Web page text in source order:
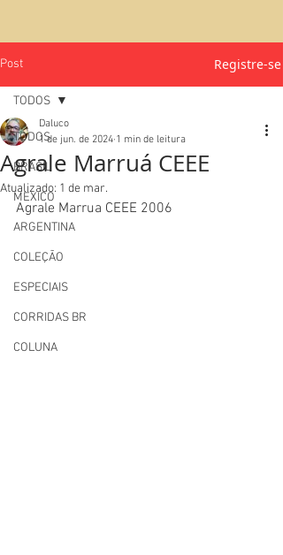
Post Registre-se
TODOS
BRASIL
MEXICO
ARGENTINA
COLEÇÃO
ESPECIAIS
CORRIDAS BR
COLUNA
TODOS
Agrale Marruá CEEE
Daluco
1 de jun. de 2024 1 min de leitura
Atualizado: 1 de mar.
Agrale Marrua CEEE 2006